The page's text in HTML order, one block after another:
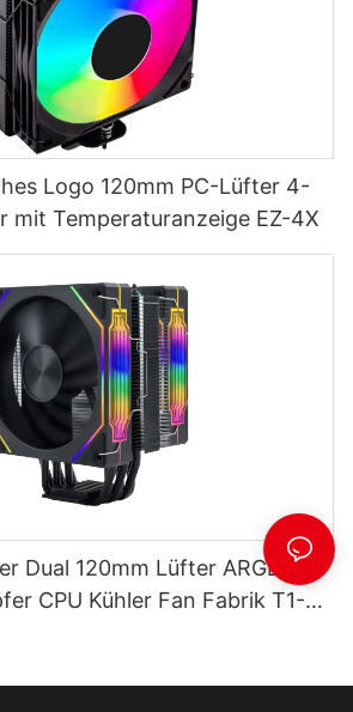
Logo 120mm PC-Lüfter 4-
mit Temperaturanzeige EZ-4X
Dual 120mm Lüfter ARGB
CPU Kühler Fan Fabrik T1-